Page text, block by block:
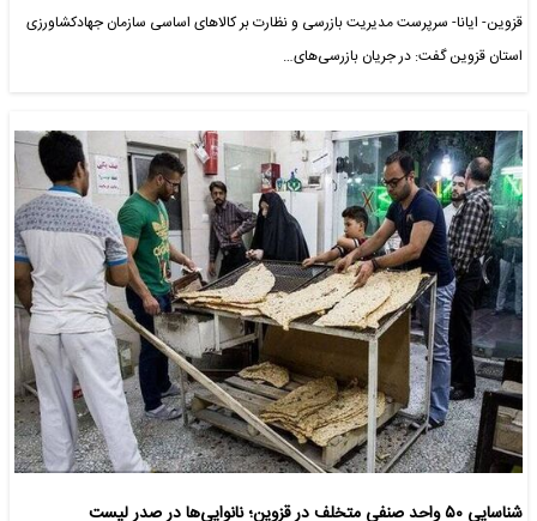
قزوین- ایانا- سرپرست مدیریت بازرسی و نظارت بر کالاهای اساسی سازمان جهادکشاورزی
استان قزوین گفت: در جریان بازرسی‌های…
شناسایی ۵۰ واحد صنفی متخلف در قزوین؛ نانوایی‌ها در صدر لیست